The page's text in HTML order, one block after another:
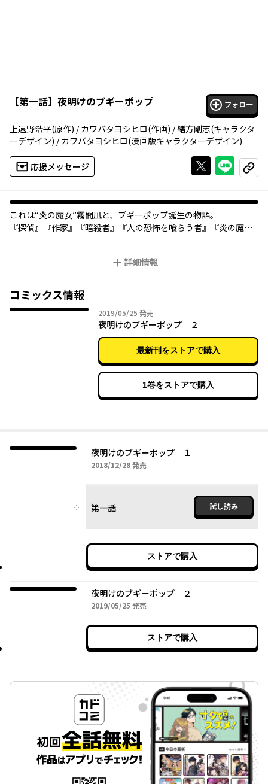
【第一話】 夜明けのブギーポップ フォロー
上遠野浩平(原作) /カワバタヨシヒロ(作画) /緒方剛志(キャラクタ
ーデザイン) /カワバタヨシヒロ(漫画版キャラクターデザイン)
応援メッセージ Xで投稿する
ライン
コピー
これは“炎の魔女”霧間凪と、ブギーポップ誕生の物語。
『探偵』『作家』『暗殺者』『人の恐怖を喰らう者』『炎の魔
詳細情報
コミックス情報
2019/05/25 2019年05月25日
発売
夜明けのブギーポップ ２
最新刊をストアで購入
1巻をストアで購入
夜明けのブギーポップ １
2018/12/282018年12月28日
発売
第一話 試し読み
ストアで購入
夜明けのブギーポップ ２
2019/05/25 2019年05月25日
発売
ストアで購入